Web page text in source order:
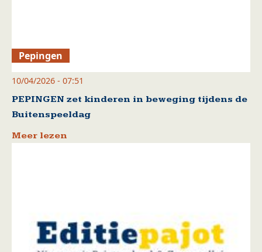
Pepingen
10/04/2026 - 07:51
PEPINGEN zet kinderen in beweging tijdens de
Buitenspeeldag
Meer lezen